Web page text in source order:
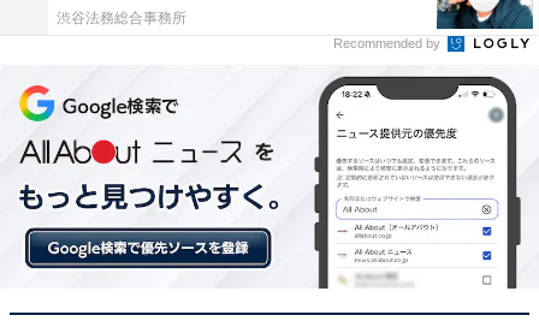
る『名探偵コナン ベイカー街の亡霊』（2002年公開）で
す。体験シミュレーションゲーム「コクーン」を舞台
に、仮想空間でのデスゲームに参加するという斬新なス
トーリー。
19世紀のロンドンという時代設定や、小説『シャーロッ
ク・ホームズ』のキャラクターが続々登場するなど、異
世界のようなミステリアスな世界観も人気の1つ。少年
探偵団の活躍や絆を感じさせる仲間たちの名ゼリフ、絶
渋谷法務総合事務所
Recommended by